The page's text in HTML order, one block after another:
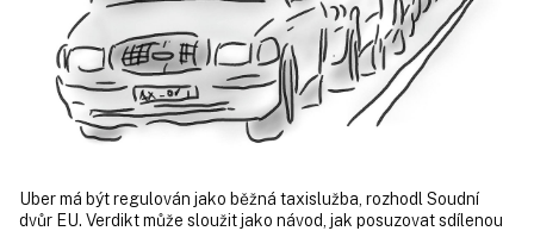
Uber má být regulován jako běžná taxislužba, rozhodl Soudní
dvůr EU. Verdikt může sloužit jako návod, jak posuzovat sdílenou